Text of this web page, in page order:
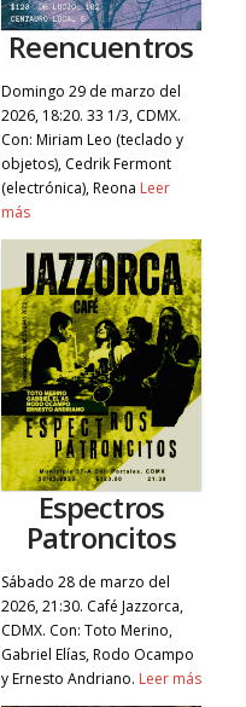
Reencuentros
Domingo 29 de marzo del
2026, 18:20. 33 1/3, CDMX.
Con: Miriam Leo (teclado y
objetos), Cedrik Fermont
(electrónica), Reona Leer
más
Espectros
Patroncitos
Sábado 28 de marzo del
2026, 21:30. Café Jazzorca,
CDMX. Con: Toto Merino,
Gabriel Elías, Rodo Ocampo
y Ernesto Andriano. Leer más